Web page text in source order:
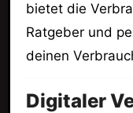
bietet die
Ratgeber und
deinen
Digitaler